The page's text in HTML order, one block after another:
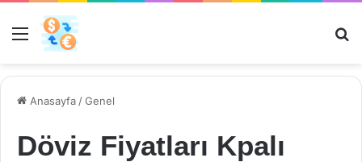
Menü
Anasayfa /Genel
Döviz Fiyatları Kpalı